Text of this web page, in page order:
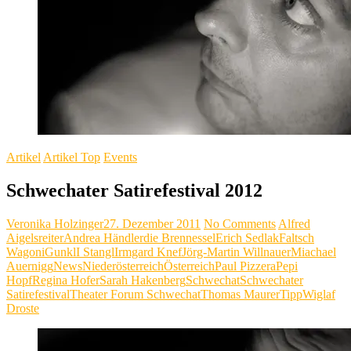
ArtikelArtikel Top Events
Schwechater Satirefestival 2012
Veronika Holzinger27. Dezember 2011 No Comments Alfred
AigelsreiterAndrea Händlerdie BrennesselErich SedlakFaltsch
WagoniGunklI StanglIrmgard KnefJörg-Martin WillnauerMiachael
AuerniggNewsNiederösterreichÖsterreichPaul PizzeraPepi
HopfRegina HoferSarah HakenbergSchwechatSchwechater
SatirefestivalTheater Forum SchwechatThomas MaurerTippWiglaf
Droste